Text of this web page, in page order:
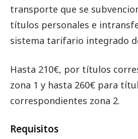
transporte que se
títulos personales e
sistema tarifario integrado
Hasta 210€, por títulos
zona 1 y hasta 260€ para
correspondientes zona 2.
Requisitos